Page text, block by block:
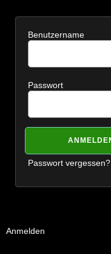
Benutzername
Passwort
Passwort vergessen?
Anmelden